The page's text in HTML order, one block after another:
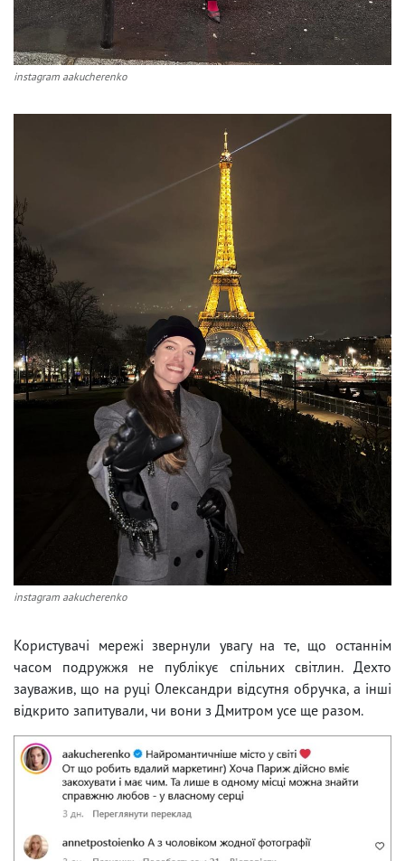
instagram aakucherenko
instagram aakucherenko
Користувачі мережі звернули увагу на те, що останнім
часом подружжя не публікує спільних світлин. Дехто
зауважив, що на руці Олександри відсутня обручка, а інші
відкрито запитували, чи вони з Дмитром усе ще разом.